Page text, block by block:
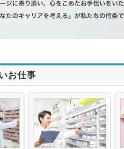
お仕事